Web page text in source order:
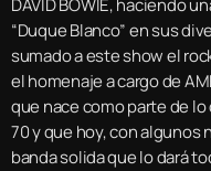
DAVID BOWIE, haciendo
“Duque Blanco” en sus
sumado a este show el
el homenaje a cargo de
que nace como parte de
70 y que hoy, con
banda solida que lo dará